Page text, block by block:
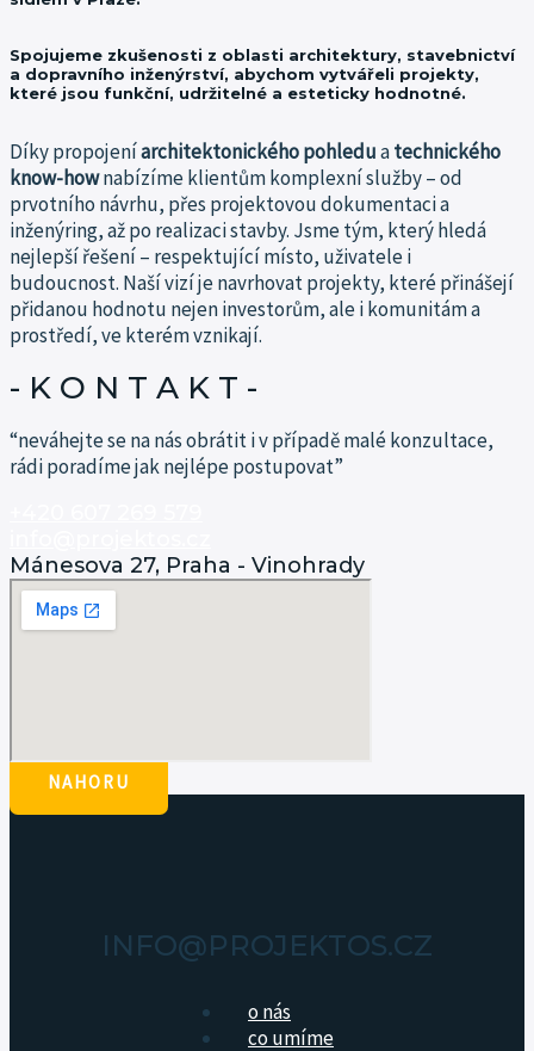
Spojujeme zkušenosti z oblasti architektury, stavebnictví
a dopravního inženýrství, abychom vytvářeli projekty,
které jsou funkční, udržitelné a esteticky hodnotné.
Díky propojeníarchitektonického pohleduatechnického
know-hownabízíme klientům komplexní služby – od
prvotního návrhu, přes projektovou dokumentaci a
inženýring, až po realizaci stavby. Jsme tým, který hledá
nejlepší řešení – respektující místo, uživatele i
budoucnost. Naší vizí je navrhovat projekty, které přinášejí
přidanou hodnotu nejen investorům, ale i komunitám a
prostředí, ve kterém vznikají.
- K O N T A K T -​
“neváhejte se na nás obrátit i v případě malé konzultace,
rádi poradíme jak nejlépe postupovat”
Mánesova 27, Praha - Vinohrady
NAHORU
INFO@PROJEKTOS.CZ
o nás
co umíme